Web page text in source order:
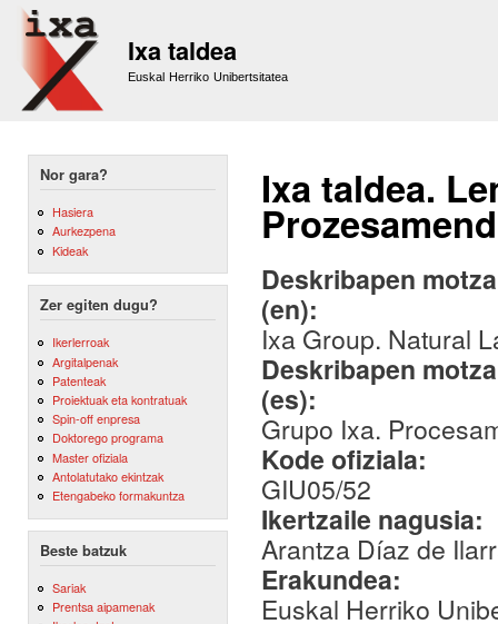
Ixa taldea
Euskal Herriko Unibertsitatea
Nor gara?
Hasiera
Aurkezpena
Kideak
Zer egiten dugu?
Ikerlerroak
Argitalpenak
Patenteak
Proiektuak eta kontratuak
Spin-off enpresa
Doktorego programa
Master ofiziala
Antolatutako ekintzak
Etengabeko formakuntza
Beste batzuk
Sariak
Prentsa aipamenak
Ixa taldea.
Deskribapen
(en):
Ixa Group. Natural
Deskribapen
(es):
Grupo Ixa.
Kode ofiziala:
GIU05/52
Ikertzaile nagusia:
Arantza Díaz de
Erakundea:
Euskal Herriko